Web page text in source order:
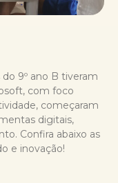
do 9º ano B tiveram
com foco
começaram
digitais,
Confira abaixo as
e inovação!